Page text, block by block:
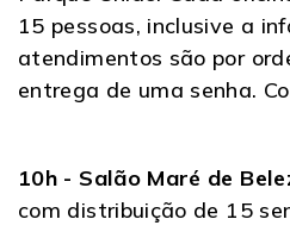
15 pessoas, inclusive a
atendimentos são por
entrega de uma senha.
10h - Salão Maré de
com distribuição de 15